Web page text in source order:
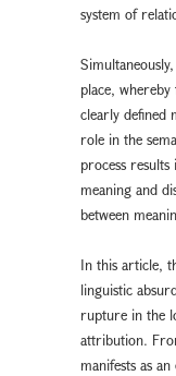
system of
place,
clearly defined
role in the
process
meaning and
between
In this article,
linguistic
rupture in the
attribution.
manifests as